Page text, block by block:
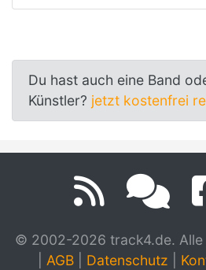
Du hast auch eine Band
Künstler? jetzt kostenfrei
© 2002-2026 track4.de. Alle
AGB Datenschutz